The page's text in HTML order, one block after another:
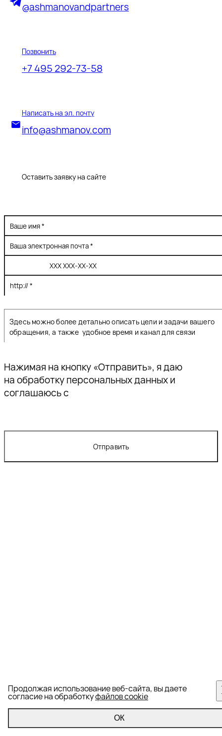
Продолжая использование веб-сайта, вы даете
согласие на обработкуфайлов cookie
ОК
@ashmanovandpartners
Позвонить
+7 495 292-73-58
Написать на эл. почту
info@ashmanov.com
Оставить заявку на сайте
Нажимая на кнопку «Отправить», я даю
на обработку персональных данных и
соглашаюсь с
Отправить